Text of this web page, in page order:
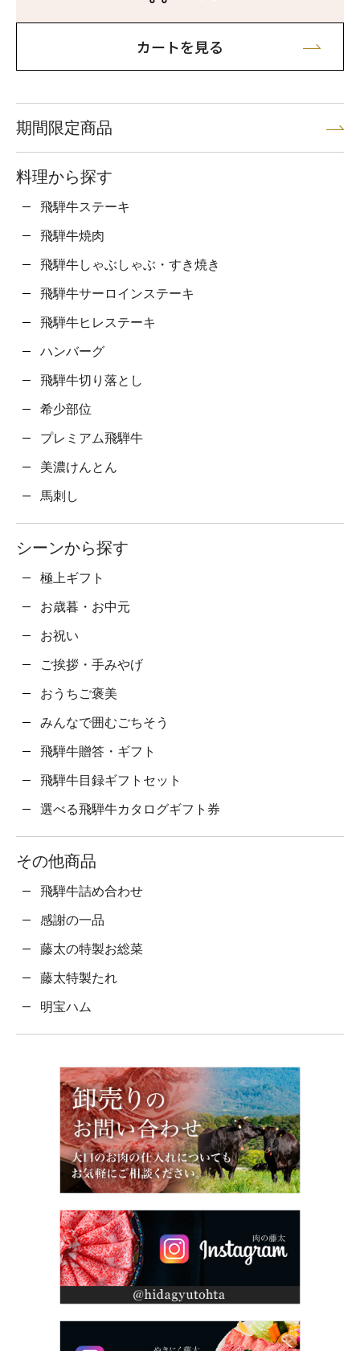
カートを見る
期間限定商品
料理から探す
飛騨牛ステーキ
飛騨牛焼肉
飛騨牛しゃぶしゃぶ・すき焼き
飛騨牛サーロインステーキ
飛騨牛ヒレステーキ
ハンバーグ
飛騨牛切り落とし
希少部位
プレミアム飛騨牛
美濃けんとん
馬刺し
シーンから探す
極上ギフト
お歳暮・お中元
お祝い
ご挨拶・手みやげ
おうちご褒美
みんなで囲むごちそう
飛騨牛贈答・ギフト
飛騨牛目録ギフトセット
選べる飛騨牛カタログギフト券
その他商品
飛騨牛詰め合わせ
感謝の一品
藤太の特製お総菜
藤太特製たれ
明宝ハム